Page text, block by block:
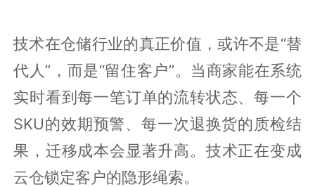
技术在仓储行业的真正价值，或许不是“替
代人”，而是“留住客户”。当商家能在系统
实时看到每一笔订单的流转状态、每一个
SKU的效期预警、每一次退换货的质检结
果，迁移成本会显著升高。技术正在变成
云仓锁定客户的隐形绳索。